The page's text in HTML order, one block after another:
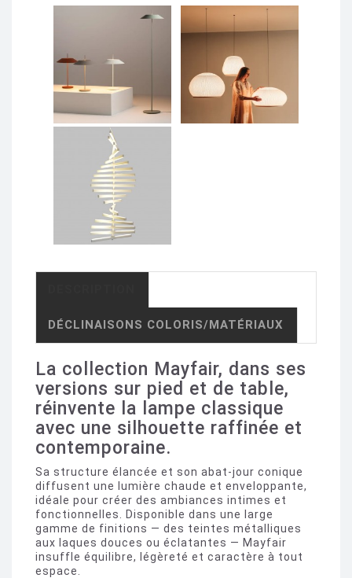
DÉCLINAISONS COLORIS/MATÉRIAUX
La collection Mayfair, dans ses
versions sur pied et de table,
réinvente la lampe classique
avec une silhouette raffinée et
contemporaine.
Sa structure élancée et son abat-jour conique
diffusent une lumière chaude et enveloppante,
idéale pour créer des ambiances intimes et
fonctionnelles. Disponible dans une large
gamme de finitions — des teintes métalliques
aux laques douces ou éclatantes — Mayfair
insuffle équilibre, légèreté et caractère à tout
espace.